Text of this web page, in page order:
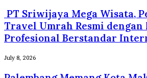
Mega
Wisata,
Perusahaan
Travel
Umrah
dengan
PT Sriwijaya Mega Wisata,
Travel Umrah Resmi dengan
Profesional Berstandar
Palembang
July 8, 2026